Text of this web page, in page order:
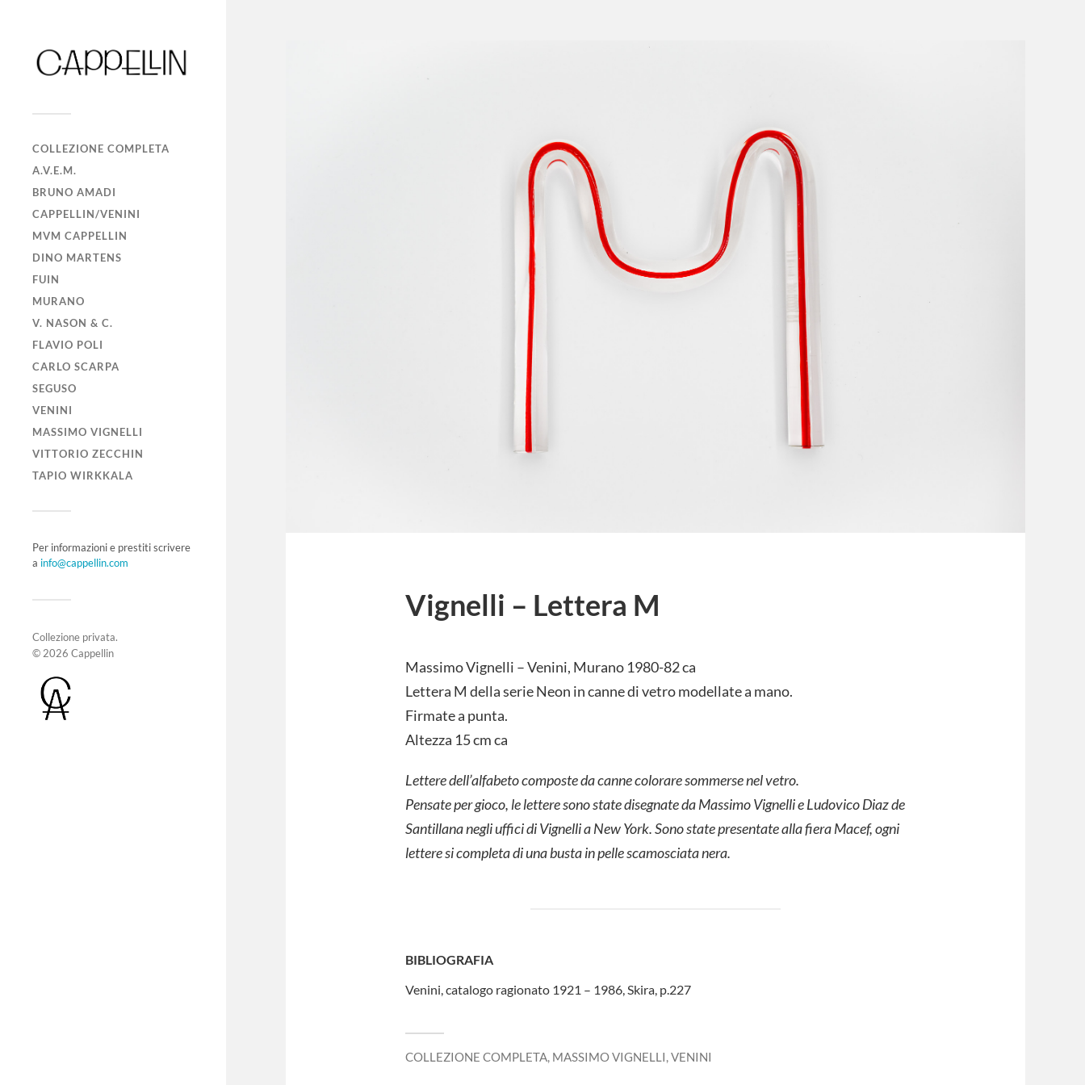
COLLEZIONE COMPLETA
A.V.E.M.
BRUNO AMADI
CAPPELLIN/VENINI
MVM CAPPELLIN
DINO MARTENS
FUIN
MURANO
V. NASON & C.
FLAVIO POLI
CARLO SCARPA
SEGUSO
VENINI
MASSIMO VIGNELLI
VITTORIO ZECCHIN
TAPIO WIRKKALA
Per informazioni e prestiti scrivere
a info@cappellin.com
Collezione privata.
© 2026 Cappellin
Vignelli – Lettera M
Massimo Vignelli – Venini, Murano 1980-82 ca
Lettera M della serie Neon in canne di vetro modellate a mano.
Firmate a punta.
Altezza 15 cm ca
Lettere dell’alfabeto composte da canne colorare sommerse nel vetro.
Pensate per gioco, le lettere sono state disegnate da Massimo Vignelli e Ludovico Diaz de
Santillana negli uffici di Vignelli a New York. Sono state presentate alla fiera Macef, ogni
lettere si completa di una busta in pelle scamosciata nera.
BIBLIOGRAFIA
Venini, catalogo ragionato 1921 – 1986, Skira, p.227
COLLEZIONE COMPLETA, MASSIMO VIGNELLI,VENINI